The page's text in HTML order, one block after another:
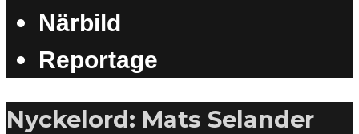
Närbild
Reportage
Nyckelord: Mats Selander